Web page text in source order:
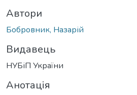
Автори
Бобровник, Назарій
Видавець
НУБіП України
Анотація